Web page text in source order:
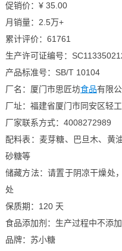
促销价：¥ 35.00
月销量：2.5万+
累计评价：61761
生产许可证编号：
产品标准号：SB/T 10104
厂名：厦门市思匠坊食品有限
厂址：福建省厦门市同安区轻
厂家联系方式：4008272989
配料表：麦芽糖、巴旦木、黄
砂糖等
储藏方法：请置于阴凉干燥处
处
保质期：120 天
食品添加剂：生产过程中不添
品牌：苏小糖